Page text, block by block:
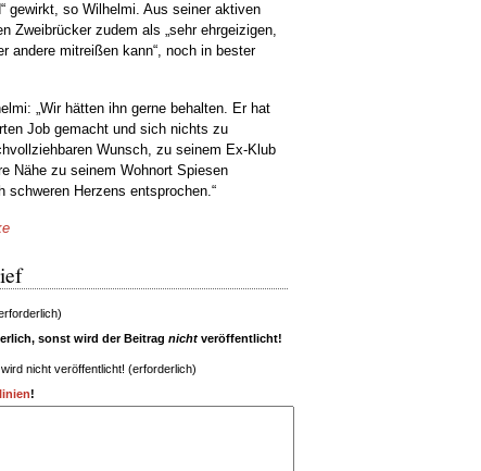
gewirkt, so Wilhelmi. Aus seiner aktiven
Zweibrücker zudem als „sehr ehrgeizigen,
andere mitreißen kann“, noch in bester
„Wir hätten ihn gerne behalten. Er hat
Job gemacht und sich nichts zu
Wunsch, zu seinem Ex-Klub
Nähe zu seinem Wohnort Spiesen
Herzens entsprochen.“
sonst wird der Beitrag nicht veröffentlicht!
nicht veröffentlicht! (erforderlich)
!